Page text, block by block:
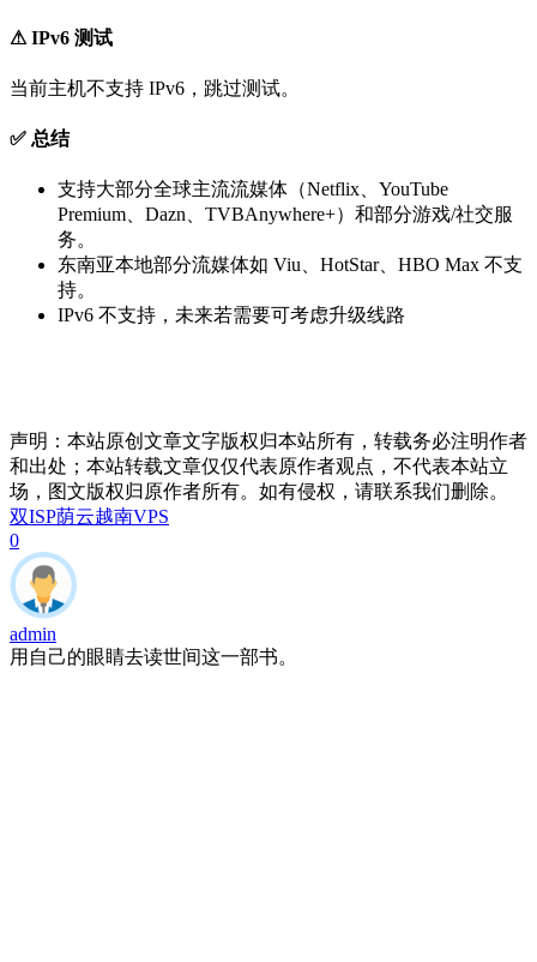
⚠ IPv6 测试
当前主机不支持 IPv6，跳过测试。
✅ 总结
支持大部分全球主流流媒体（Netflix、YouTube
Premium、Dazn、TVBAnywhere+）和部分游戏/社交服
务。
东南亚本地部分流媒体如 Viu、HotStar、HBO Max 不支
持。
IPv6 不支持，未来若需要可考虑升级线路
声明：本站原创文章文字版权归本站所有，转载务必注明作者
和出处；本站转载文章仅仅代表原作者观点，不代表本站立
场，图文版权归原作者所有。如有侵权，请联系我们删除。
双ISP荫云越南VPS
0
admin
用自己的眼睛去读世间这一部书。